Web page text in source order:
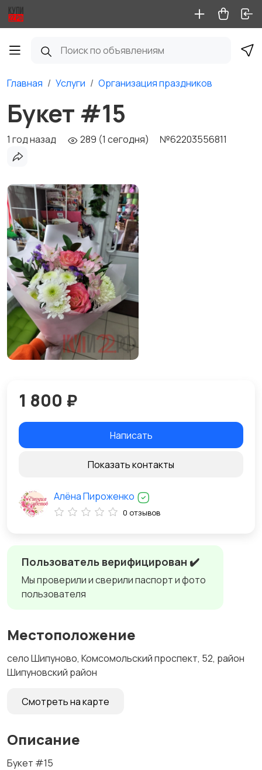
Главная Услуги Организация праздников
Букет #15
1 год назад 289 (1 сегодня) №62203556811
Пользователь верифицирован ✔️
Мы проверили и сверили паспорт и фото
пользователя
Местоположение
село Шипуново, Комсомольский проспект, 52, район
Шипуновский район
Смотреть на карте
Описание
Букет #15
1 800 ₽
Написать
Показать контакты
Алёна Пироженко
0 отзывов